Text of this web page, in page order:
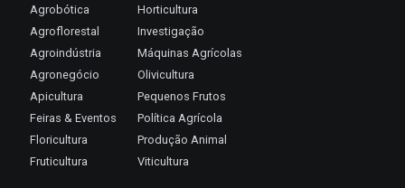
Agrobótica
Agroflorestal
Agroindústria
Agronegócio
Apicultura
Feiras & Eventos
Floricultura
Fruticultura
Horticultura
Investigação
Máquinas Agrícolas
Olivicultura
Pequenos Frutos
Política Agrícola
Produção Animal
Viticultura